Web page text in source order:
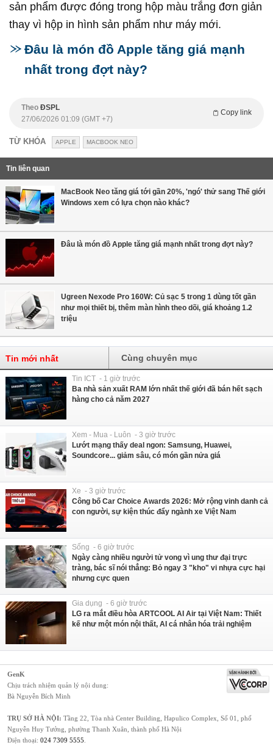
sản phẩm được đóng trong hộp màu trắng đơn giản
thay vì hộp in hình sản phẩm như máy mới.
Đâu là món đồ Apple tăng giá mạnh
nhất trong đợt này?
Theo ĐSPL
Copy link
27/06/2026 01:09 (GMT +7)
TỪ KHÓA APPLE MACBOOK NEO
Tin liên quan
MacBook Neo tăng giá tới gần 20%, 'ngó' thử sang Thế giới
Windows xem có lựa chọn nào khác?
Đâu là món đồ Apple tăng giá mạnh nhất trong đợt này?
Ugreen Nexode Pro 160W: Củ sạc 5 trong 1 dùng tốt gần
như mọi thiết bị, thêm màn hình theo dõi, giá khoảng 1.2
triệu
Tin mới nhất Cùng chuyên mục
Tin ICT - 1 giờ trước
Ba nhà sản xuất RAM lớn nhất thế giới đã bán hết sạch
hàng cho cả năm 2027
Xem - Mua - Luôn - 3 giờ trước
Lướt mạng thấy deal ngon: Samsung, Huawei,
Soundcore... giảm sâu, có món gần nửa giá
Xe - 3 giờ trước
Công bố Car Choice Awards 2026: Mở rộng vinh danh cả
con người, sự kiện thúc đẩy ngành xe Việt Nam
Sống - 6 giờ trước
Ngày càng nhiều người tử vong vì ung thư đại trực
tràng, bác sĩ nói thẳng: Bỏ ngay 3 "kho" vi nhựa cực hại
nhưng cực quen
Gia dụng - 6 giờ trước
LG ra mắt điều hòa ARTCOOL AI Air tại Việt Nam: Thiết
kế như một món nội thất, AI cá nhân hóa trải nghiệm
GenK
Chịu trách nhiệm quản lý nội dung:
Bà Nguyễn Bích Minh
TRỤ SỞ HÀ NỘI: Tầng 22, Tòa nhà Center Building, Hapulico Complex, Số 01, phố
Nguyễn Huy Tưởng, phường Thanh Xuân, thành phố Hà Nội
Điện thoại: 024 7309 5555